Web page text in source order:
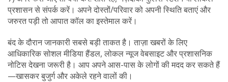
प्रशासन से संपर्क करें। अपने दोस्तों/परिवार को अपनी स्थिति बताएं और
जरुरत पड़ी तो आपात कॉल का इस्तेमाल करें।
बंद के दौरान जानकारी सबसे बड़ी ताकत है। ताज़ा खबरों के लिए
आधिकारिक सोशल मीडिया हैंडल, लोकल न्यूज वेबसाइट और प्रशासनिक
नोटिस देखना जरूरी है। आप अपने आस-पास के लोगों की मदद कर सकते हैं
—खासकर बुजुर्ग और अकेले रहने वालों की।